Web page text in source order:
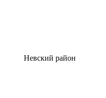
Невский район